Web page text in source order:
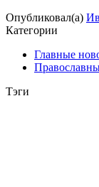
Опубликовал(а)
Категории
Главные
Тэги